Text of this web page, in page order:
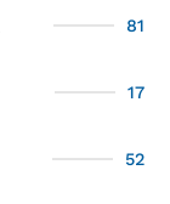
81
17
52